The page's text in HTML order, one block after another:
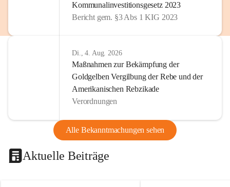
Kommunalinvestitionsgesetz 2023
Bericht gem. §3 Abs 1 KIG 2023
Di., 4. Aug. 2026
Maßnahmen zur Bekämpfung der
Goldgelben Vergilbung der Rebe und der
Amerikanischen Rebzikade
Verordnungen
Alle Bekanntmachungen sehen
Aktuelle Beiträge